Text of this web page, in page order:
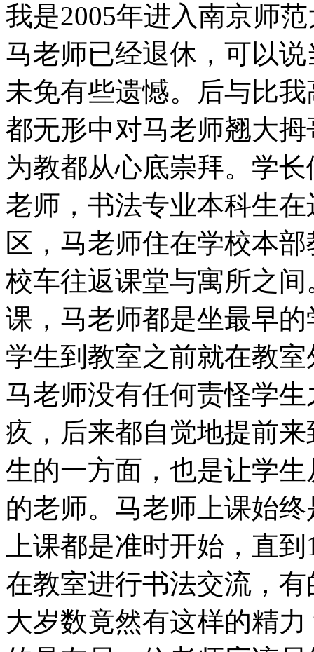
我是2005年进入南京师
马老师已经退休，可以
未免有些遗憾。后与比
都无形中对马老师翘大
为教都从心底崇拜。学
老师，书法专业本科生
区，马老师住在学校本
校车往返课堂与寓所之
课，马老师都是坐最早
学生到教室之前就在教
马老师没有任何责怪学
疚，后来都自觉地提前
生的一方面，也是让学
的老师。马老师上课始
上课都是准时开始，直
在教室进行书法交流，
大岁数竟然有这样的精